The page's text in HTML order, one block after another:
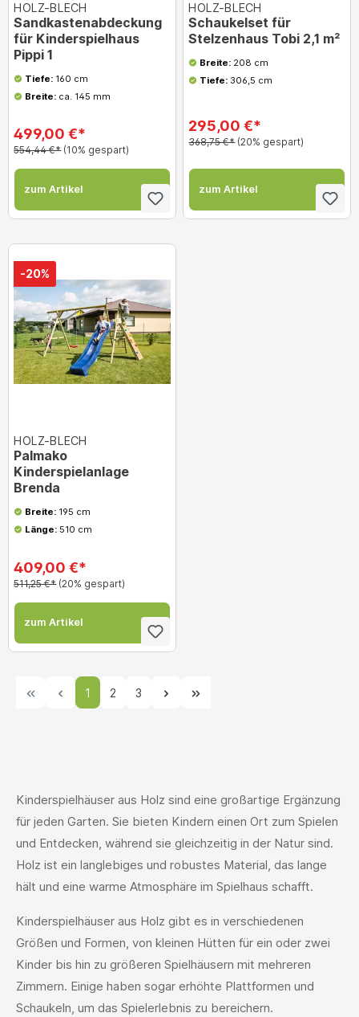
HOLZ-BLECH
Sandkastenabdeckung
für Kinderspielhaus
Pippi 1
Tiefe:160 cm
Breite:ca. 145 mm
499,00 €*
554,44 €* (10% gespart)
zum Artikel
HOLZ-BLECH
Schaukelset für
Stelzenhaus Tobi 2,1 m²
Breite:208 cm
Tiefe:306,5 cm
295,00 €*
368,75 €* (20% gespart)
zum Artikel
-20%
HOLZ-BLECH
Palmako
Kinderspielanlage
Brenda
Breite:195 cm
Länge:510 cm
409,00 €*
511,25 €* (20% gespart)
zum Artikel
1 2 3
Kinderspielhäuser aus Holz sind eine großartige Ergänzung
für jeden Garten. Sie bieten Kindern einen Ort zum Spielen
und Entdecken, während sie gleichzeitig in der Natur sind.
Holz ist ein langlebiges und robustes Material, das lange
hält und eine warme Atmosphäre im Spielhaus schafft.
Kinderspielhäuser aus Holz gibt es in verschiedenen
Größen und Formen, von kleinen Hütten für ein oder zwei
Kinder bis hin zu größeren Spielhäusern mit mehreren
Zimmern. Einige haben sogar erhöhte Plattformen und
Schaukeln, um das Spielerlebnis zu bereichern.